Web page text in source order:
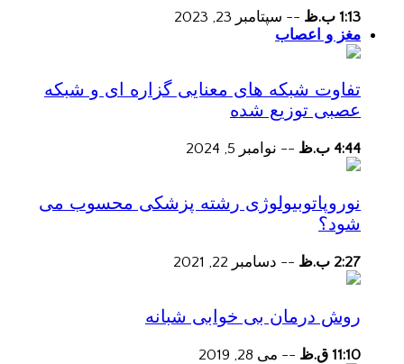
1:13 ب.ظ -- سپتامبر 23, 2023
مغز و اعصاب
تفاوت شبکه های معنایی گزاره ای و شبکه
عصبی توزیع شده
4:44 ب.ظ -- نوامبر 5, 2024
نوروپاتوبیولوژی رشته پزشکی محسوب می
شود؟
2:27 ب.ظ -- دسامبر 22, 2021
روش درمان بی خوابی شبانه
11:10 ق.ظ -- می 28, 2019